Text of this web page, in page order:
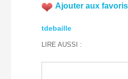
Ajouter aux favoris
tdebaille
LIRE AUSSI :